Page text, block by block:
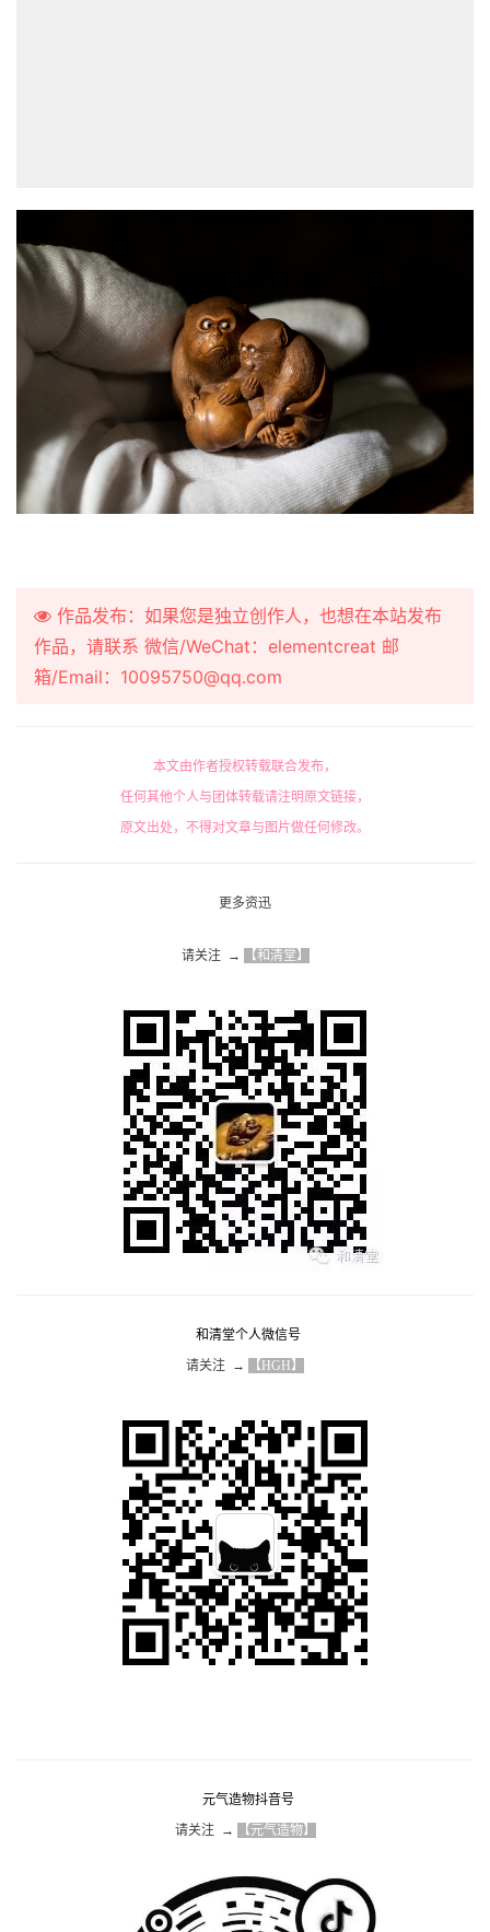
作品发布：如果您是独立创作人，也想在本站发布
作品，请联系 微信/WeChat：elementcreat 邮
箱/Email：10095750@qq.com
本文由作者授权转载联合发布，
任何其他个人与团体转载请注明原文链接，
原文出处，不得对文章与图片做任何修改。
更多资迅
请关注  → 【和清堂】
和清堂个人微信号
请关注  → 【HGH】
元气造物抖音号
请关注  → 【元气造物】